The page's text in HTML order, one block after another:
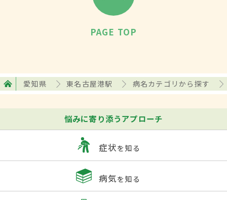
PAGE TOP
愛知県 東名古屋港駅 病名カテゴリから探す
悩みに寄り添うアプローチ
症状を知る
病気を知る